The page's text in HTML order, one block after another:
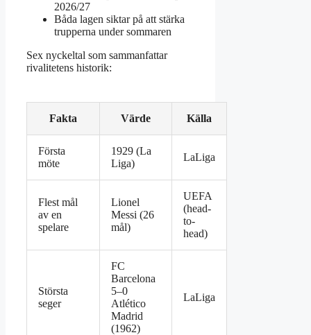
2026/27
Båda lagen siktar på att stärka
trupperna under sommaren
Sex nyckeltal som sammanfattar
rivalitetens historik:
Fakta Värde Källa
Första
möte
1929 (La
Liga)
LaLiga
Flest mål
av en
spelare
Lionel
Messi (26
mål)
UEFA
(head-
to-
head)
Största
seger
FC
Barcelona
5–0
Atlético
Madrid
(1962)
LaLiga